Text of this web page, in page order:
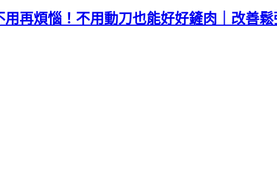
再煩惱！不用動刀也能好好鏟肉｜改善